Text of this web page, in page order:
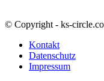
© Copyright - ks-
Kontakt
Datenschutz
Impressum